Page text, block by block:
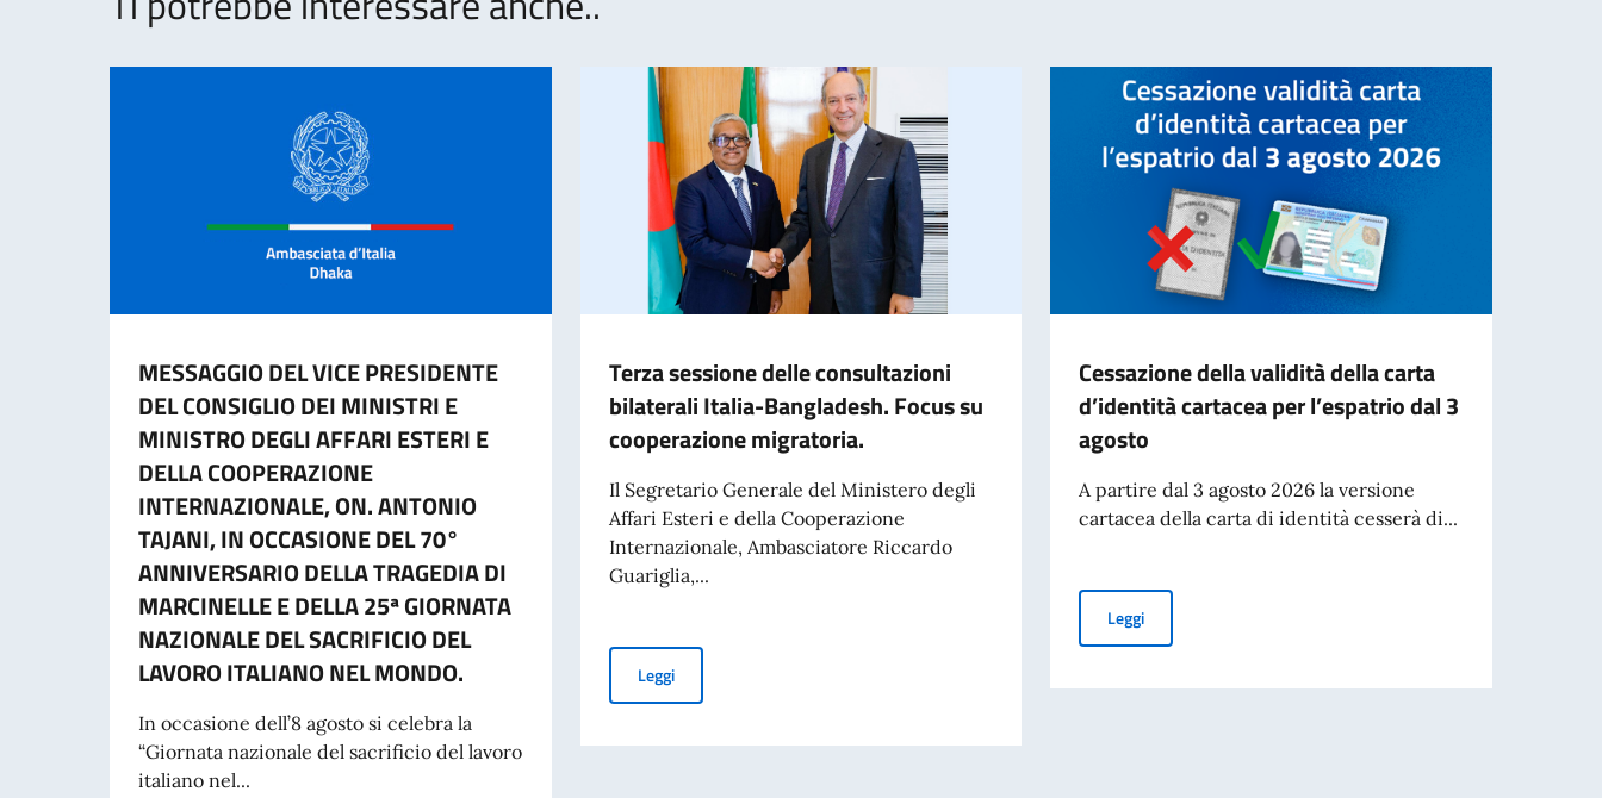
MESSAGGIO DEL VICE PRESIDENTE
DEL CONSIGLIO DEI MINISTRI E
MINISTRO DEGLI AFFARI ESTERI E
DELLA COOPERAZIONE
INTERNAZIONALE, ON. ANTONIO
TAJANI, IN OCCASIONE DEL 70°
ANNIVERSARIO DELLA TRAGEDIA DI
MARCINELLE E DELLA 25ª GIORNATA
NAZIONALE DEL SACRIFICIO DEL
LAVORO ITALIANO NEL MONDO.
In occasione dell’8 agosto si celebra la
“Giornata nazionale del sacrificio del lavoro
italiano nel...
Terza sessione delle consultazioni
bilaterali Italia-Bangladesh. Focus su
cooperazione migratoria.
Il Segretario Generale del Ministero degli
Affari Esteri e della Cooperazione
Internazionale, Ambasciatore Riccardo
Guariglia,...
LeggiTerza sessione delle consultazioni bilaterali Italia-Bangladesh. Focus su cooperazione migratoria.
Cessazione della validità della carta
d’identità cartacea per l’espatrio dal 3
agosto
A partire dal 3 agosto 2026 la versione
cartacea della carta di identità cesserà di...
LeggiCessazione della validità della carta d’identità cartacea per